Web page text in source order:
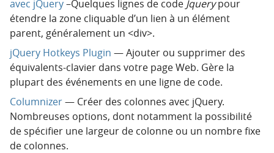
avec jQuery–Quelques lignes de code Jquerypour
étendre la zone cliquable d’un lien à un élément
parent, généralement un <div>.
jQuery Hotkeys Plugin — Ajouter ou supprimer des
équivalents-clavier dans votre page Web. Gère la
plupart des événements en une ligne de code.
Columnizer— Créer des colonnes avec jQuery.
Nombreuses options, dont notamment la possibilité
de spécifier une largeur de colonne ou un nombre fixe
de colonnes.